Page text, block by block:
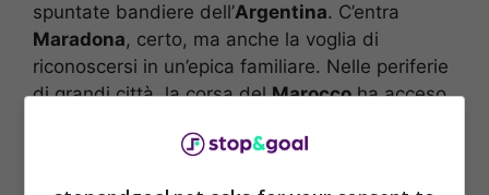
spuntate bandiere dell’Argentina. C’entra
Maradona, certo, ma anche la voglia di
riconoscersi in un’epica familiare. Nelle periferie
di grandi città, la corsa delMaroccoha acceso
hanno riempito cortili e oratori. E sui